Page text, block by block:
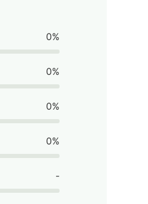
0%
0%
0%
0%
-